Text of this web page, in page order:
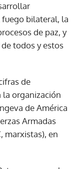
bilateral, la
de paz, y
todos y estos
de
la organización
de América
Armadas
marxistas), en